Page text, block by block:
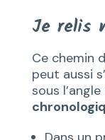
Je relis
Ce chemin
peut aussi
sous l’angle